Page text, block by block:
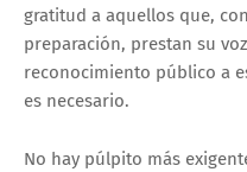
gratitud a aquellos que,
preparación, prestan su
reconocimiento público a
es necesario.
No hay púlpito más